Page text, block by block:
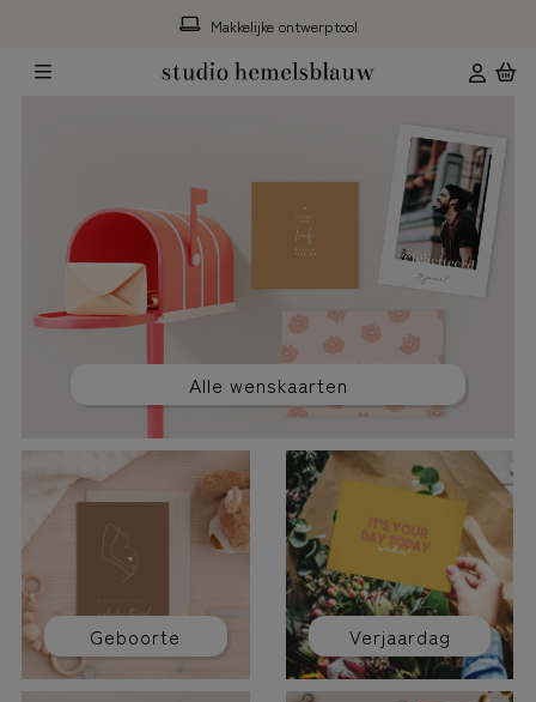
Makkelijke ontwerptool
Alle wenskaarten
Geboorte Verjaardag